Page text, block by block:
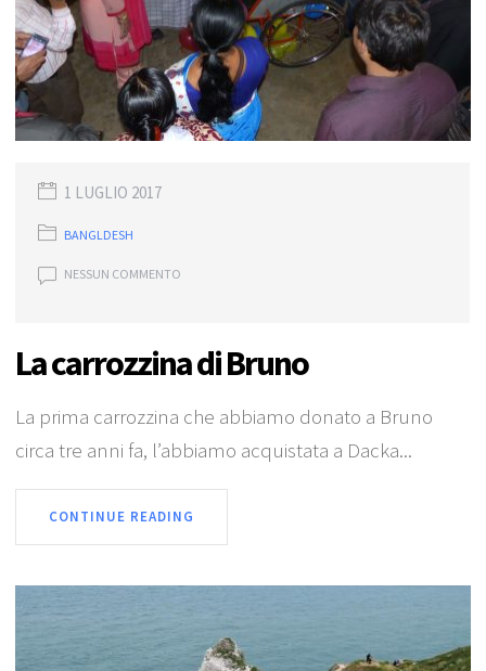
1 LUGLIO 2017
BANGLDESH
NESSUN COMMENTO
La carrozzina di Bruno
La prima carrozzina che abbiamo donato a Bruno
circa tre anni fa, l’abbiamo acquistata a Dacka...
CONTINUE READING